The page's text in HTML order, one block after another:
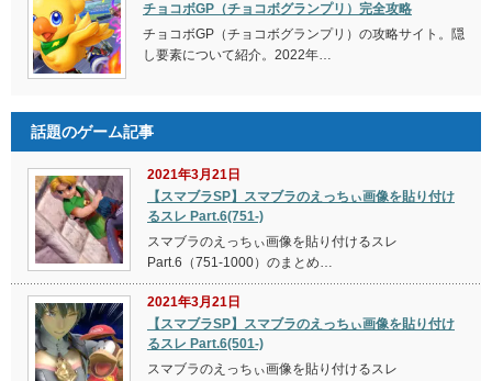
チョコボGP（チョコボグランプリ）完全攻略
チョコボGP（チョコボグランプリ）の攻略サイト。隠
し要素について紹介。2022年…
話題のゲーム記事
2021年3月21日
【スマブラSP】スマブラのえっちぃ画像を貼り付け
るスレ Part.6(751-)
スマブラのえっちぃ画像を貼り付けるスレ
Part.6（751-1000）のまとめ…
2021年3月21日
【スマブラSP】スマブラのえっちぃ画像を貼り付け
るスレ Part.6(501-)
スマブラのえっちぃ画像を貼り付けるスレ